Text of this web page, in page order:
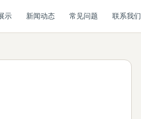
示 新闻动态 常见问题 联系我们